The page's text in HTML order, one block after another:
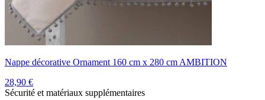
Nappe décorative Ornament 160 cm x 280 cm AMBITION
28,90 €
Sécurité et matériaux supplémentaires